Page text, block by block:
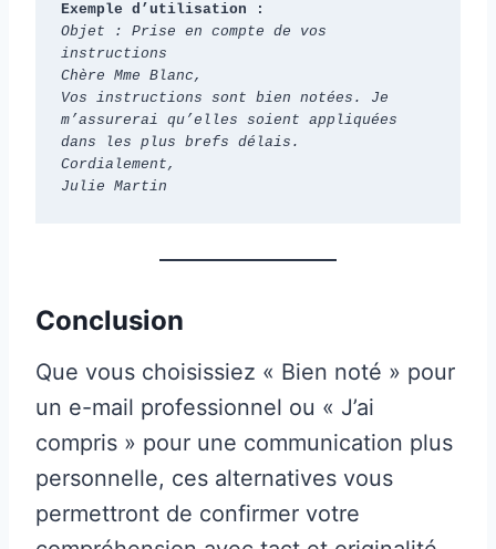
Exemple d’utilisation :
Objet : Prise en compte de vos
instructions
Chère Mme Blanc,
Vos instructions sont bien notées. Je
m’assurerai qu’elles soient appliquées
dans les plus brefs délais.
Cordialement,
Julie Martin
Conclusion
Que vous choisissiez « Bien noté » pour
un e-mail professionnel ou « J’ai
compris » pour une communication plus
personnelle, ces alternatives vous
permettront de confirmer votre